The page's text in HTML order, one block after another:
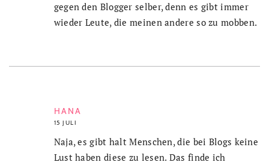
gegen den Blogger selber, denn es gibt immer
wieder Leute, die meinen andere so zu mobben.
HANA
15 JULI
Naja, es gibt halt Menschen, die bei Blogs keine
Lust haben diese zu lesen. Das finde ich